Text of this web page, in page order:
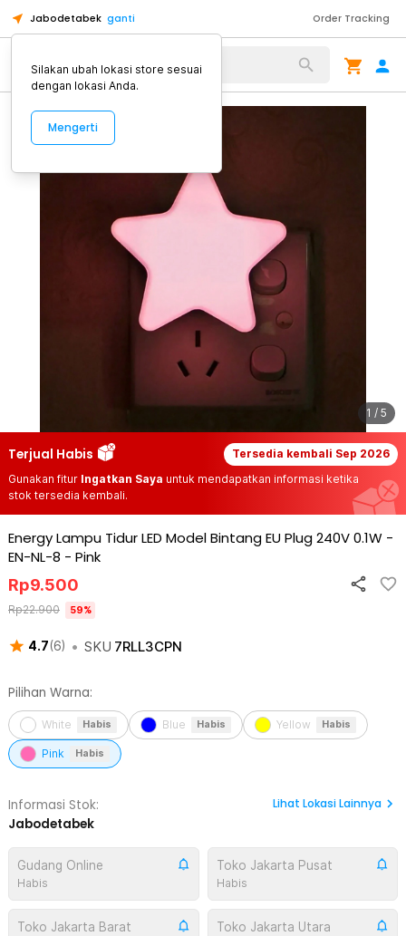
Jabodetabek ganti Order Tracking
Alat Kopi
1 / 5
Terjual Habis Tersedia kembali Sep 2026
Gunakan fitur Ingatkan Saya untuk mendapatkan informasi ketika
stok tersedia kembali.
Energy Lampu Tidur LED Model Bintang EU Plug 240V 0.1W -
EN-NL-8 - Pink
4.7(6) • SKU 7RLL3CPN
Rp9.500
Rp22.900 59%
Pilihan Warna:
White Habis Blue Habis Yellow Habis
Pink Habis
Informasi Stok:
Jabodetabek
Lihat Lokasi Lainnya
Gudang Online
Habis
Toko Jakarta Pusat
Habis
Toko Jakarta Barat Toko Jakarta Utara
Silakan ubah lokasi store sesuai
dengan lokasi Anda.
Mengerti